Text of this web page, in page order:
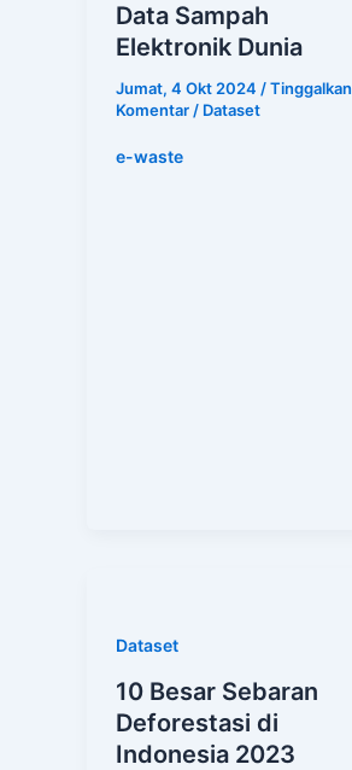
Data Sampah
Elektronik Dunia
Jumat, 4 Okt 2024 /Tinggalkan
Komentar/ Dataset
e-waste
Dataset
10 Besar Sebaran
Deforestasi di
Indonesia 2023